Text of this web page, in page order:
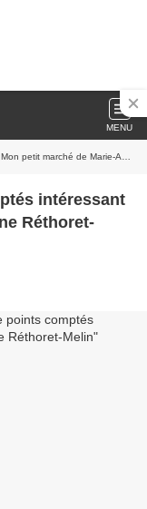
MENU
de Marie-Anne Réthoret-Melin
intéressant
Réthoret-